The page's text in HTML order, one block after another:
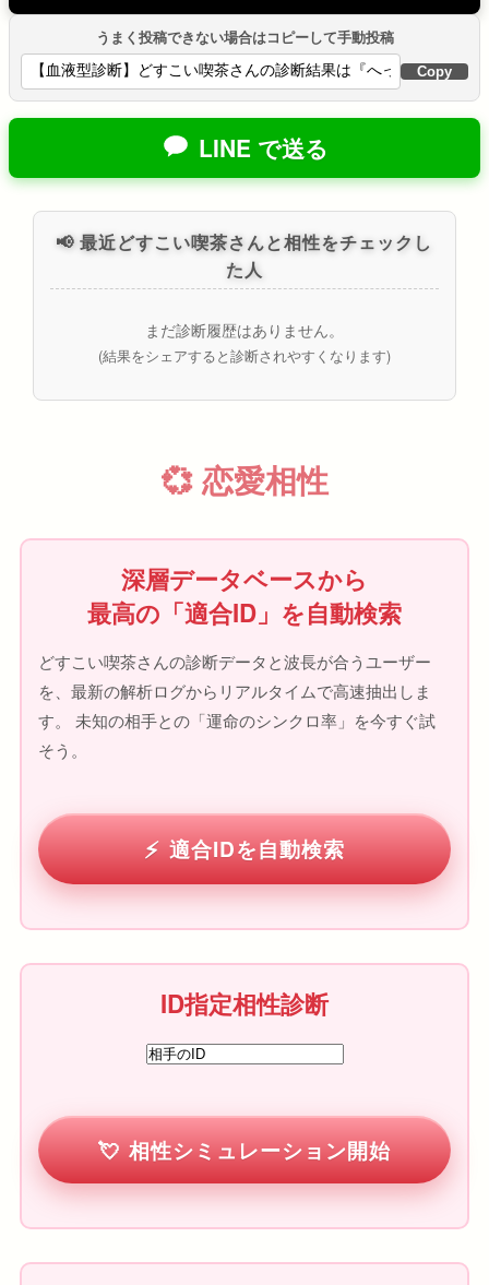
うまく投稿できない場合はコピーして手動投稿
Copy
LINE で送る
📢 最近どすこい喫茶さんと相性をチェックし
た人
まだ診断履歴はありません。
(結果をシェアすると診断されやすくなります)
💞 恋愛相性
深層データベースから
最高の「適合ID」を自動検索
どすこい喫茶さんの診断データと波長が合うユーザー
を、最新の解析ログからリアルタイムで高速抽出しま
す。 未知の相手との「運命のシンクロ率」を今すぐ試
そう。
適合IDを自動検索
ID指定相性診断
相性シミュレーション開始